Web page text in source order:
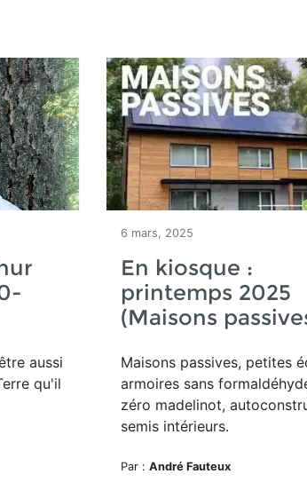
aussi
qu'il
6 mars, 2025
En kiosque :
printemps 2025
(Maisons
Maisons passives, petites
armoires sans
zéro madelinot,
semis intérieurs.
Par : André Fauteux